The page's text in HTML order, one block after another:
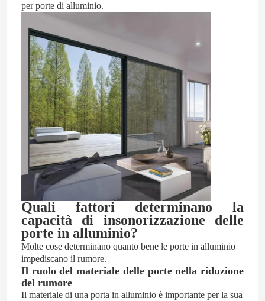
per porte di alluminio.
Quali fattori determinano la
capacità di insonorizzazione delle
porte in alluminio?
Molte cose determinano quanto bene le porte in alluminio
impediscano il rumore.
Il ruolo del materiale delle porte nella riduzione
del rumore
Il materiale di una porta in alluminio è importante per la sua